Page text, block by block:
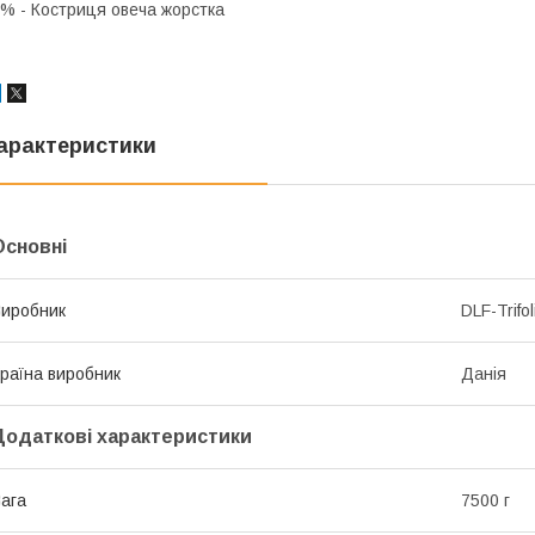
- Костриця овеча жорстка
DLF-
виробник Данія
характеристики
7500 г